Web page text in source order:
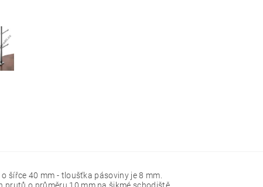
šířce 40 mm - tloušťka pásoviny je 8 mm.